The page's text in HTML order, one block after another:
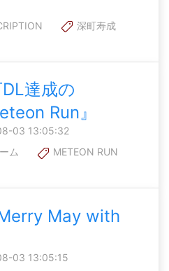
深町寿成
達成の
Run』
03 13:05:32
ム
METEON RUN
May with
03 13:05:15